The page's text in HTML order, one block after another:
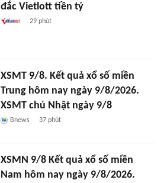
đắc Vietlott tiền tỷ
29 phút
XSMT 9/8. Kết quả xổ số miền
Trung hôm nay ngày 9/8/2026.
XSMT chủ Nhật ngày 9/8
Bnews 37 phút
XSMN 9/8 Kết quả xổ số miền
Nam hôm nay ngày 9/8/2026.